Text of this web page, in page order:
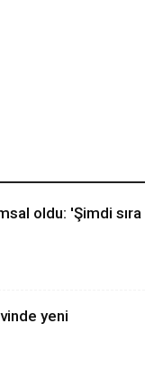
oldu: 'Şimdi sıra
yeni